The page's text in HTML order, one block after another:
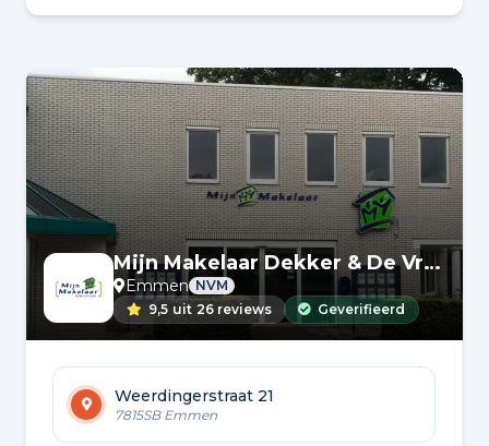
honden, met een verfrissende aanpak!
we
Mijn Makelaar Dekker & De Vreeze
Emmen NVM
9,5 uit 26 reviews Geverifieerd
Weerdingerstraat 21
7815SB Emmen